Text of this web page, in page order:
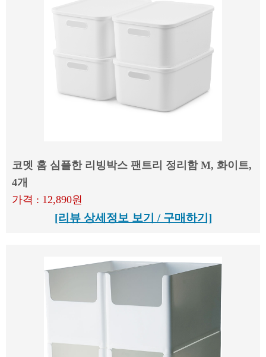
코멧 홈 심플한 리빙박스 팬트리 정리함 M, 화이트,
4개
가격 : 12,890원
[리뷰 상세정보 보기 / 구매하기]